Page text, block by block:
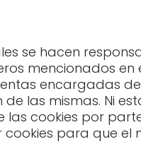
se hacen
mencionados en
encargadas
las mismas. Ni
cookies por
cookies para que